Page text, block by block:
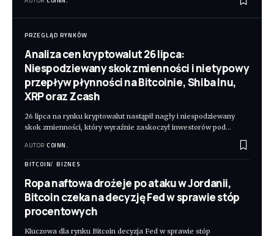
PRZEGLĄD RYNKÓW
Analiza cen kryptowalut 26 lipca:
Niespodziewany skok zmienności i nietypowy
przepływ płynności na Bitcoinie, Shiba Inu,
XRP oraz Zcash
26 lipca na rynku kryptowalut nastąpił nagły i niespodziewany
skok zmienności, który wyraźnie zaskoczył inwestorów pod…
AUTOR COINN.
BITCOIN BIZNES
Ropa naftowa drożeje po ataku w Jordanii,
Bitcoin czeka na decyzję Fed w sprawie stóp
procentowych
Kluczowa dla rynku Bitcoin decyzja Fed w sprawie stóp